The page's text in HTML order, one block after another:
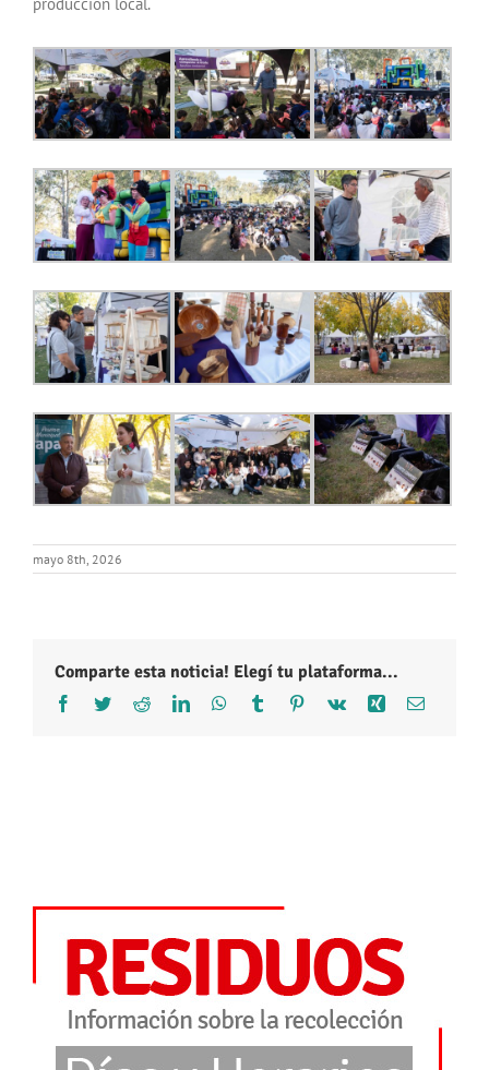
mayo 8th, 2026
Comparte esta noticia! Elegí tu plataforma...
Facebook
TwitterRedditLinkedInWhatsApp
Tumblr Pinterest
Vk Xing Correo